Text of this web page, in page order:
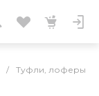
/ Туфли, лоферы и